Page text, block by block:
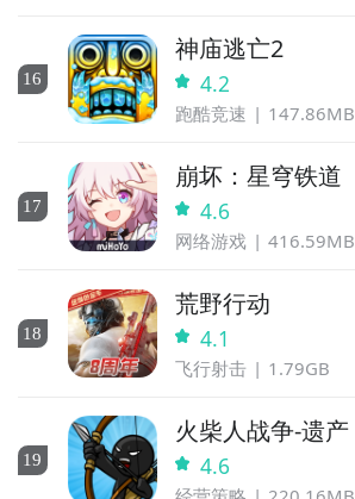
16
神庙逃亡2
4.2
跑酷竞速 147.86MB
17
崩坏：星穹铁道
4.6
网络游戏 416.59MB
18
荒野行动
4.1
飞行射击 1.79GB
19
火柴人战争-遗产
4.6